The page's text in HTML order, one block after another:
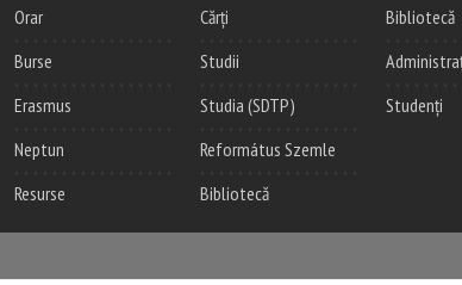
Orar
Burse
Erasmus
Neptun
Resurse
Cărți
Studii
Studia (SDTP)
Református Szemle
Bibliotecă
Bibliotecă
Studenți